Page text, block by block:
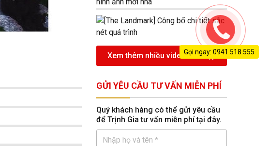
Xem thêm nhiều video nhà đẹp
GỬI YÊU CẦU TƯ VẤN MIỄN PHÍ
Quý khách hàng có thể gửi yêu cầu
để Trịnh Gia tư vấn miễn phí tại đây.
Gọi ngay: 0941.518.555